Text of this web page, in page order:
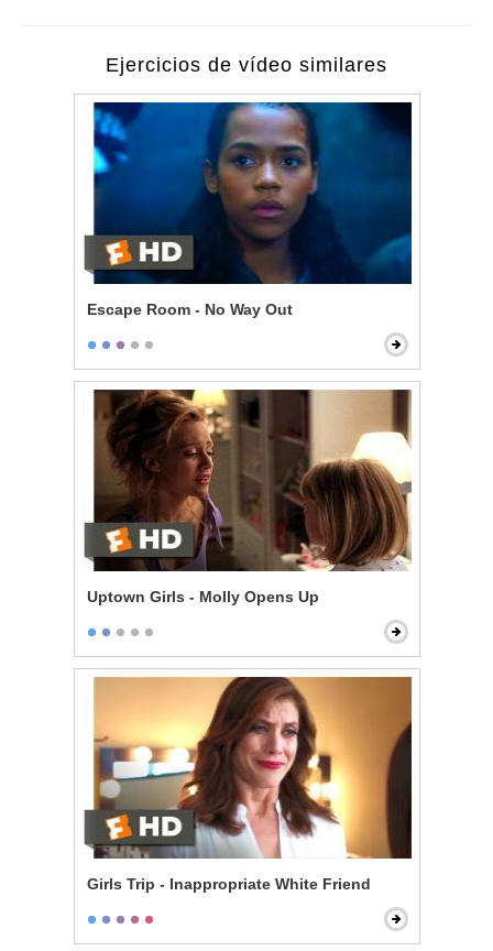
Ejercicios de vídeo similares
Escape Room - No Way Out
Uptown Girls - Molly Opens Up
Girls Trip - Inappropriate White Friend